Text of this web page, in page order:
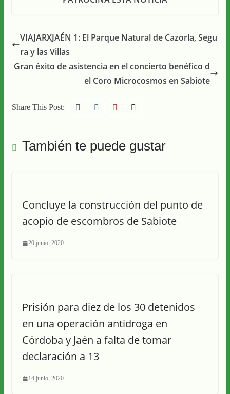
VIAJARXJAÉN 1: El Parque Natural de Cazorla, Segu
ra y las Villas
Gran éxito de asistencia en el concierto benéfico d
el Coro Microcosmos en Sabiote
Share This Post:
También te puede gustar
Concluye la construcción del punto de
acopio de escombros de Sabiote
20 junio, 2020
Prisión para diez de los 30 detenidos
en una operación antidroga en
Córdoba y Jaén a falta de tomar
declaración a 13
14 junio, 2020